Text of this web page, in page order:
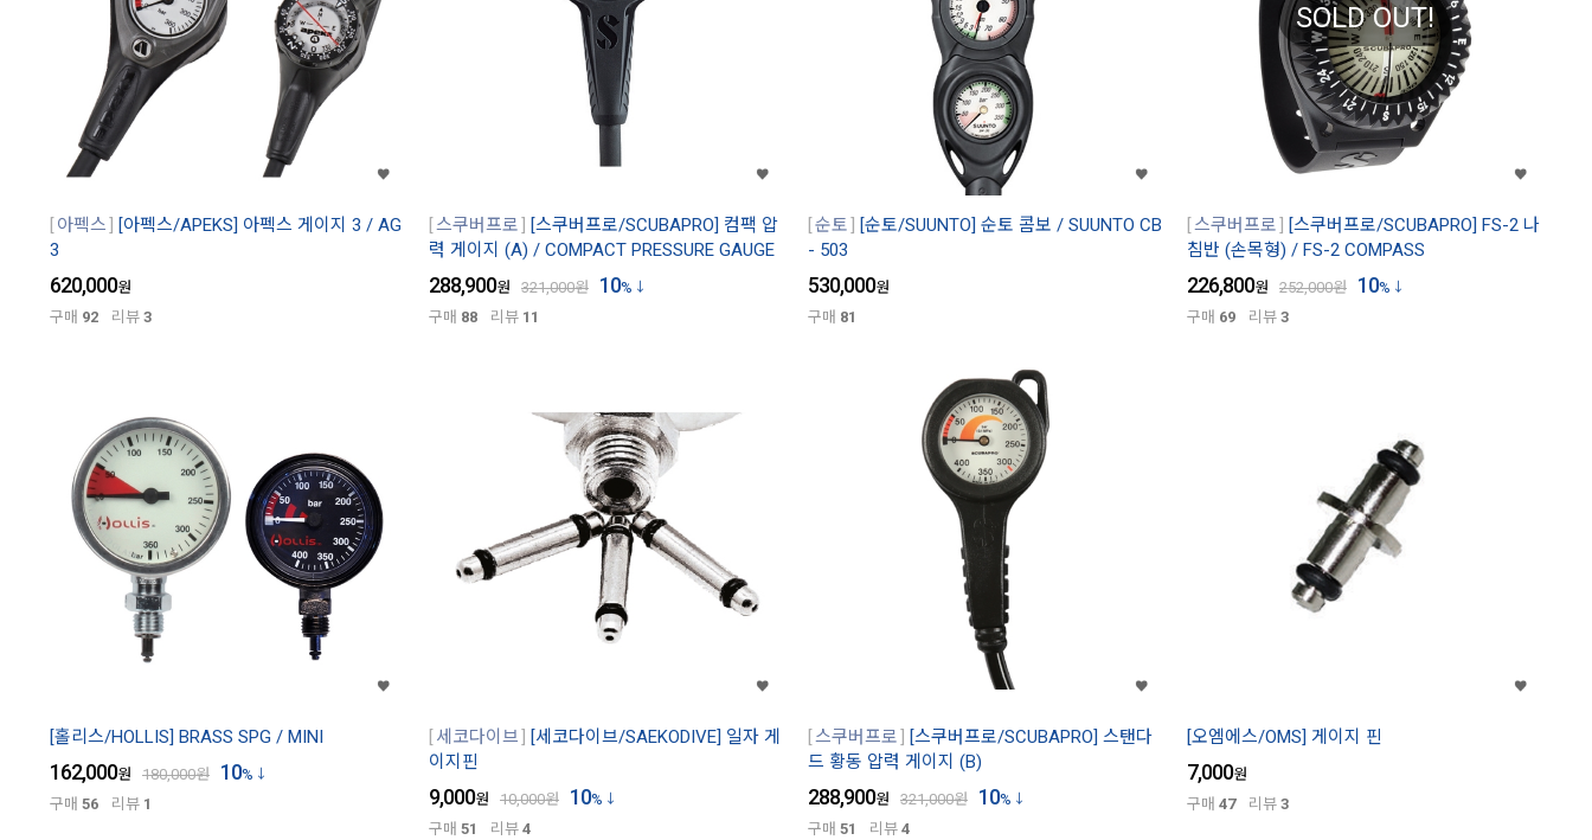
아펙스
[아펙스/APEKS] 아펙스 게이지 3 / AG
3
620,000원
구매 92 리뷰 3
스쿠버프로
[스쿠버프로/SCUBAPRO] 컴팩 압
력 게이지 (A) / COMPACT PRESSURE GAUGE
288,900원 321,000원 10%
구매 88 리뷰 11
순토
[순토/SUUNTO] 순토 콤보 / SUUNTO CB
- 503
530,000원
구매 81
SOLD OUT!
스쿠버프로
[스쿠버프로/SCUBAPRO] FS-2 나
침반 (손목형) / FS-2 COMPASS
226,800원 252,000원 10%
구매 69 리뷰 3
[홀리스/HOLLIS] BRASS SPG / MINI
162,000원 180,000원 10%
구매 56 리뷰 1
세코다이브
[세코다이브/SAEKODIVE] 일자 게
이지핀
9,000원 10,000원 10%
구매 51 리뷰 4
스쿠버프로
[스쿠버프로/SCUBAPRO] 스탠다
드 황동 압력 게이지 (B)
288,900원 321,000원 10%
구매 51 리뷰 4
[오엠에스/OMS] 게이지 핀
7,000원
구매 47 리뷰 3